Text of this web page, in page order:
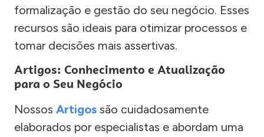
formalização e gestão do seu negócio. Esses
recursos são ideais para otimizar processos e
tomar decisões mais assertivas.
Artigos: Conhecimento e Atualização
para o Seu Negócio
Nossos Artigos são cuidadosamente
elaborados por especialistas e abordam uma